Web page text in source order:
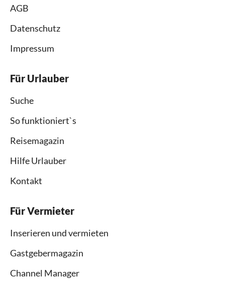
AGB
Datenschutz
Impressum
Für Urlauber
Suche
So funktioniert`s
Reisemagazin
Hilfe Urlauber
Kontakt
Für Vermieter
Inserieren und vermieten
Gastgebermagazin
Channel Manager